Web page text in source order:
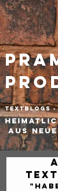
1549
textBlogs -
he
aus
text